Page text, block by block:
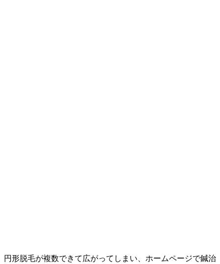
円形脱毛が複数できて広がってしまい、ホームページで鍼治